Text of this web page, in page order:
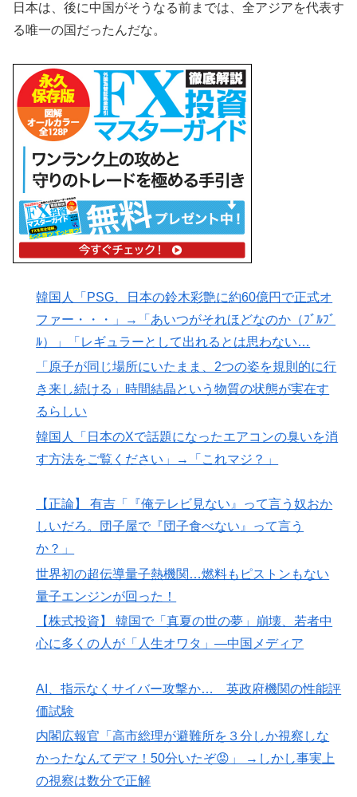
日本は、後に中国がそうなる前までは、全アジアを代表す
る唯一の国だったんだな。
韓国人「PSG、日本の鈴木彩艶に約60億円で正式オ
ファー・・・」→「あいつがそれほどなのか（ﾌﾞﾙﾌﾞ
ﾙ）」「レギュラーとして出れるとは思わない…
「原子が同じ場所にいたまま、2つの姿を規則的に行
き来し続ける」時間結晶という物質の状態が実在す
るらしい
韓国人「日本のXで話題になったエアコンの臭いを消
す方法をご覧ください」→「これマジ？」
【正論】 有吉「『俺テレビ見ない』って言う奴おか
しいだろ。団子屋で『団子食べない』って言う
か？」
世界初の超伝導量子熱機関…燃料もピストンもない
量子エンジンが回った！
【株式投資】 韓国で「真夏の世の夢」崩壊、若者中
心に多くの人が「人生オワタ」―中国メディア
AI、指示なくサイバー攻撃か… 英政府機関の性能評
価試験
内閣広報官「高市総理が避難所を３分しか視察しな
かったなんてデマ！50分いたぞ😡」 →しかし事実上
の視察は数分で正解